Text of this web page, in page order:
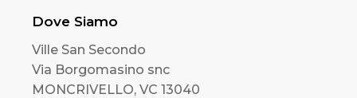
Dove Siamo
Ville San Secondo
Via Borgomasino snc
MONCRIVELLO, VC 13040